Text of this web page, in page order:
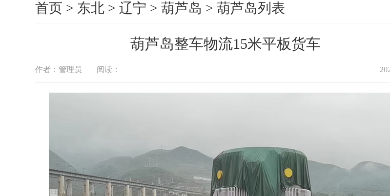
首页 > 东北 > 辽宁 > 葫芦岛 > 葫芦岛列表
葫芦岛整车物流15米平板货车
作者：管理员 阅读：